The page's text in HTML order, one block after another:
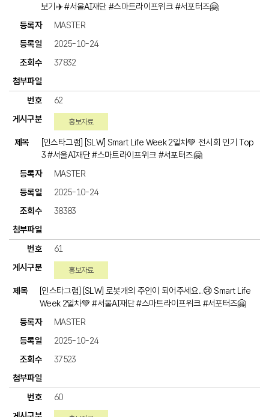
보기✈️ #서울AI재단 #스마트라이프위크 #서포터즈🤗
MASTER
2025-10-24
37832
62
홍보자료
[인스타그램] [SLW] Smart Life Week 2일차💚 전시회 인기 Top
3 #서울AI재단 #스마트라이프위크 #서포터즈🤗
MASTER
2025-10-24
38383
61
홍보자료
[인스타그램] [SLW] 로봇개의 주인이 되어주세요...😢 Smart Life
Week 2일차💚 #서울AI재단 #스마트라이프위크 #서포터즈🤗
MASTER
2025-10-24
37523
60